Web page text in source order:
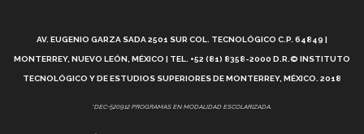
¿Cómo es el Modelo Educativo Tec? (video)
Vida Tec: Feminismo e Inteligencia Artificial, Paola
AV. EUGENIO GARZA SADA 2501 SUR COL. TECNOLÓGICO C.P. 64849 |
MONTERREY, NUEVO LEÓN, MÉXICO | TEL. +52 (81) 8358-2000 D.R.© INSTITUTO
TECNOLÓGICO Y DE ESTUDIOS SUPERIORES DE MONTERREY, MÉXICO. 2018
*DEC-520912 PROGRAMAS EN MODALIDAD ESCOLARIZADA.